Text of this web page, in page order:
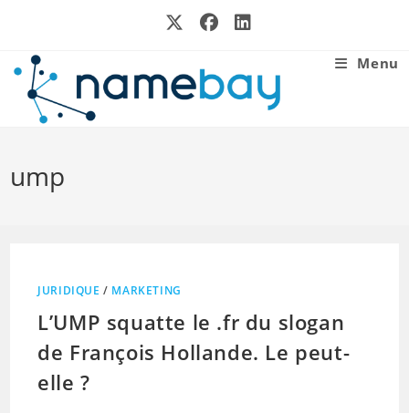
Menu
ump
JURIDIQUE / MARKETING
L’UMP squatte le .fr du slogan
de François Hollande. Le peut-
elle ?